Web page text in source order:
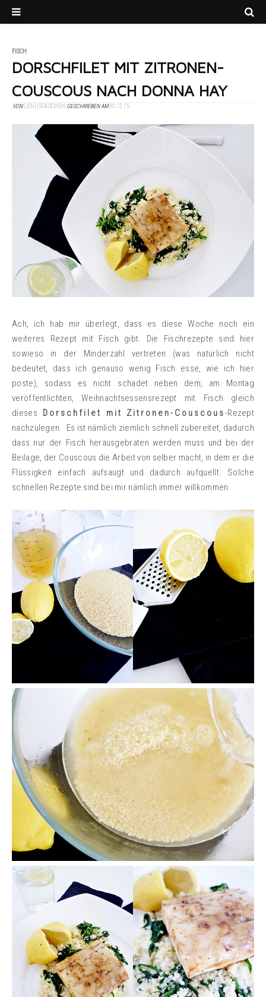
FISCH
DORSCHFILET MIT ZITRONEN-
COUSCOUS NACH DONNA HAY
VONGENUSSKOCHEN GESCHRIEBEN AM30.12.15
Ach, ich hab mir überlegt, dass es diese Woche noch ein
weiteres Rezept mit Fisch gibt. Die Fischrezepte sind hier
sowieso in der Minderzahl vertreten (was natürlich nicht
bedeutet, dass ich genauso wenig Fisch esse, wie ich hier
poste), sodass es nicht schadet neben dem, am Montag
veröffentlichten, Weihnachtsessensrezept mit Fisch gleich
dieses
Dorschfilet mit Zitronen-Couscous-Rezept
nachzulegen. Es ist nämlich ziemlich schnell zubereitet, dadurch
dass nur der Fisch herausgebraten werden muss und bei der
Beilage, der Couscous die Arbeit von selber macht, in dem er die
Flüssigkeit einfach aufsaugt und dadurch aufquellt. Solche
schnellen Rezepte sind bei mir nämlich immer willkommen.